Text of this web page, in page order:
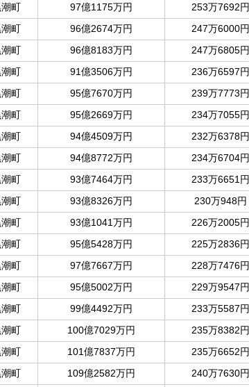
町 97億1175万円
253万7692円
町 96億2674万円
247万6000円
町 96億8183万円
247万6805円
町 91億3506万円
236万6597円
町 95億7670万円
239万7773円
町 95億2669万円
234万7055円
町 94億4509万円
232万6378円
町 94億8772万円
234万6704円
町 93億7464万円
233万6651円
町 93億8326万円
230万948円
町 93億1041万円
226万2005円
町 95億5428万円
225万2836円
町 97億7667万円
228万7476円
町 95億5002万円
229万9547円
町 99億4492万円
233万5587円
町 100億7029万円
235万8382円
町 101億7837万円
235万6652円
町 109億2582万円
240万7630円